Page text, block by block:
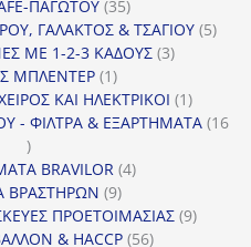
προϊόντα
ΠΑΓΩΤΟΥ 3535
προϊόντα
ΓΑΛΑΚΤΟΣ & ΤΣΑΓΙΟΥ 55
ΜΕ 1-2-3 ΚΑΔΟΥΣ 33
ΜΠΛΕΝΤΕΡ 11
προϊόν
ΚΑΙ ΗΛΕΚΤΡΙΚΟΙ 11
προϊόν
- ΦΙΛΤΡΑ & ΕΞΑΡΤΗΜΑΤΑ 16
16
προϊόντα
BRAVILOR 44
ΒΡΑΣΤΗΡΩΝ 99
προϊόντα
ΠΡΟΕΤΟΙΜΑΣΙΑΣ 99
& HACCP 5656